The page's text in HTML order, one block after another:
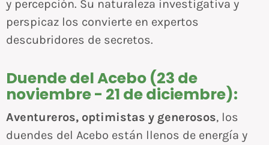
y percepción. Su naturaleza investigativa y
perspicaz los convierte en expertos
descubridores de secretos.
Duende del Acebo (23 de
noviembre - 21 de diciembre):
Aventureros, optimistas y generosos, los
duendes del Acebo están llenos de energía y